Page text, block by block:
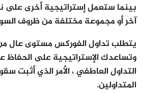
بينما ستعمل إستراتيجية أخرى
آخر أو مجموعة مختلفة من ظروف
يتطلب تداول الفوركس مستوى عال من
وتساعدك الإستراتيجية على
التداول العاطفي ، الأمر الذي أثبت
المتداولين.